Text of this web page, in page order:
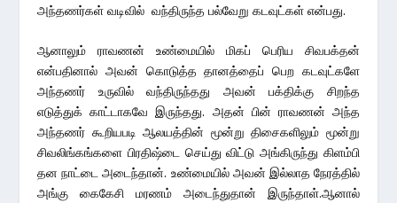
அந்தணர்கள் வடிவில் வந்திருந்த பல்வேறு கடவுட்கள் என்பது.
ஆனாலும் ராவணன் உண்மையில் மிகப் பெரிய சிவபக்தன்
என்பதினால் அவன் கொடுத்த தானத்தைப் பெற கடவுட்களே
அந்தணர் உருவில் வந்திருந்தது அவன் பக்திக்கு சிறந்த
எடுத்துக் காட்டாகவே இருந்தது. அதன் பின் ராவணன் அந்த
அந்தணர் கூறியபடி ஆலயத்தின் மூன்று திசைகளிலும் மூன்று
சிவலிங்கங்களை பிரதிஷ்டை செய்து விட்டு அங்கிருந்து கிளம்பி
தன நாட்டை அடைந்தான். உண்மையில் அவன் இல்லாத நேரத்தில்
அங்கு கைகேசி மரணம் அடைந்துதான் இருந்தாள்.ஆனால்